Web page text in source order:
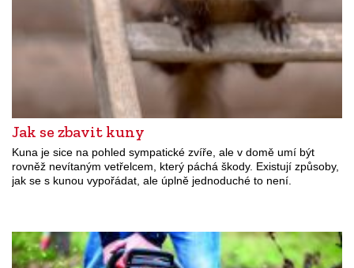
Jak se zbavit kuny
Kuna je sice na pohled sympatické zvíře, ale v domě umí být
rovněž nevítaným vetřelcem, který páchá škody. Existují způsoby,
jak se s kunou vypořádat, ale úplně jednoduché to není.